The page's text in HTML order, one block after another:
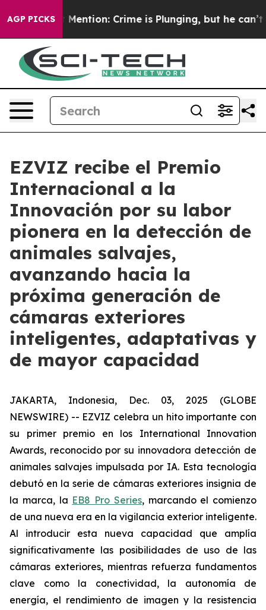
AGP PICKS
Won’t Mention: Crime is Plunging, but he can’t
EZVIZ recibe el Premio
Internacional a la
Innovación por su labor
pionera en la detección de
animales salvajes,
avanzando hacia la
próxima generación de
cámaras exteriores
inteligentes, adaptativas y
de mayor capacidad
JAKARTA, Indonesia, Dec. 03, 2025 (GLOBE
NEWSWIRE) -- EZVIZ celebra un hito importante con
su primer premio en los International Innovation
Awards, reconocido por su innovadora detección de
animales salvajes impulsada por IA. Esta tecnología
debutó en la serie de cámaras exteriores insignia de
la marca, la EB8 Pro Series, marcando el comienzo
de una nueva era en la vigilancia exterior inteligente.
Al introducir esta nueva capacidad que amplía
significativamente las posibilidades de uso de las
cámaras exteriores, mientras refuerza fundamentos
clave como la conectividad, la autonomía de
energía, el rendimiento de imagen y la resistencia